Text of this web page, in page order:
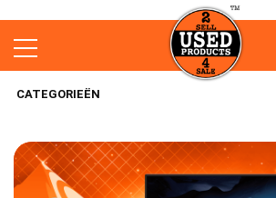
CATEGORIEËN